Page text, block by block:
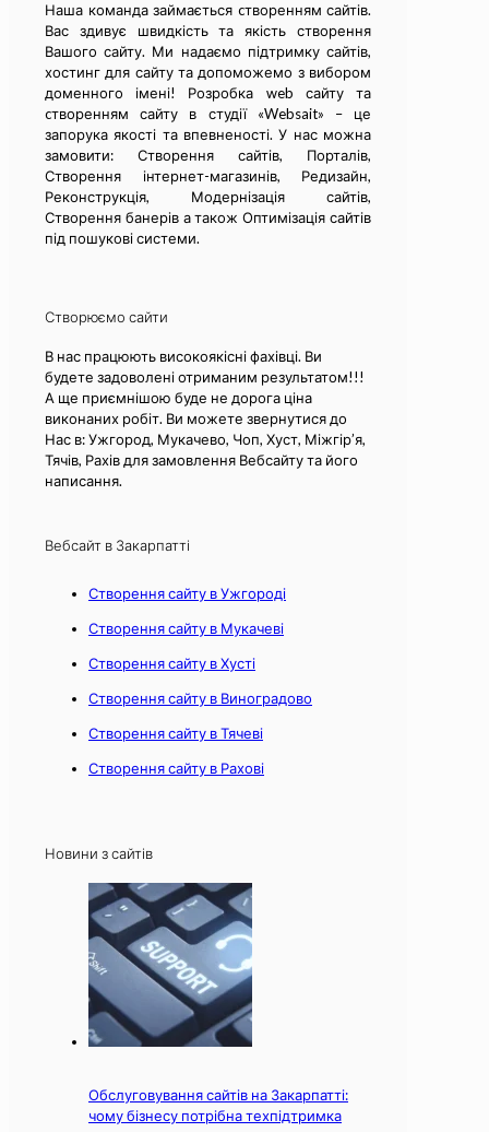
Наша команда займається cтворенням сайтів.
Вас здивує швидкість та якість створення
Вашого сайту. Ми надаємо підтримку сайтів,
хостинг для сайту та допоможемо з вибором
доменного імені! Розробка web сайту та
cтворенням сайту в студії «Websait» – це
запорука якості та впевненості. У нас можна
замовити: Створення сайтів, Порталів,
Створення інтернет-магазинів, Редизайн,
Реконструкція, Модернізація сайтів,
Створення банерів а також Оптимізація сайтів
під пошукові системи.
Створюємо сайти
В нас працюють високоякісні фахівці. Ви
будете задоволені отриманим результатом!!!
А ще приємнішою буде не дорога ціна
виконаних робіт. Ви можете звернутися до
Нас в: Ужгород, Мукачево, Чоп, Хуст, Міжгір’я,
Тячів, Рахів для замовлення Вебсайту та його
написання.
Вебсайт в Закарпатті
Створення сайту в Ужгороді
Створення сайту в Мукачеві
Створення сайту в Хусті
Створення сайту в Виноградово
Створення сайту в Тячеві
Створення сайту в Рахові
Новини з сайтів
Обслуговування сайтів на Закарпатті:
чому бізнесу потрібна техпідтримка